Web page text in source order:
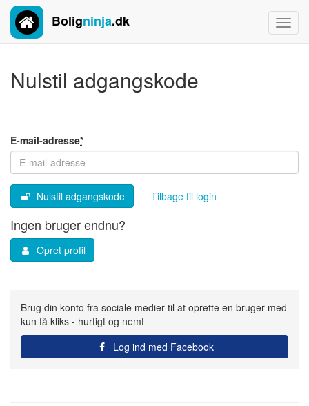
Boligninja.dk
Nulstil adgangskode
E-mail-adresse*
Nulstil adgangskode Tilbage til login
Ingen bruger endnu?
Opret profil
Brug din konto fra sociale medier til at oprette en bruger med
kun få kliks - hurtigt og nemt
Log ind med Facebook